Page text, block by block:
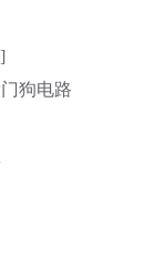
狗电路